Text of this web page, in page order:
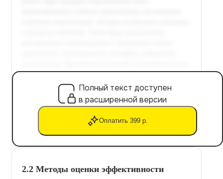
Полный текст доступен
в расширенной версии
Оплатить 399 р.
2.2 Методы оценки эффективности